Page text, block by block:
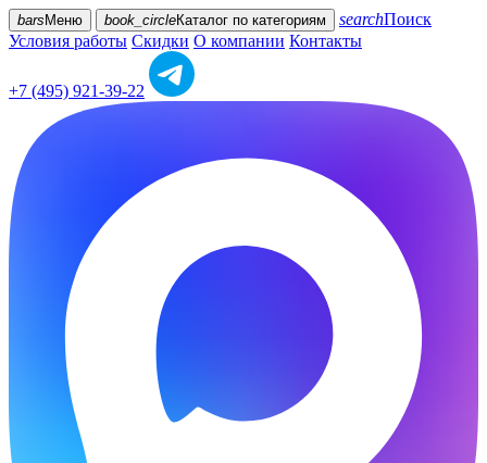
bars Меню book_circleКаталог по категориям searchПоиск
Условия работы Скидки О компании Контакты
+7 (495) 921-39-22